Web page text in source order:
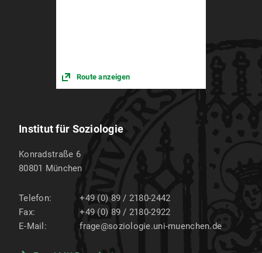
Route anzeigen
Institut für Soziologie
Konradstraße 6
80801 München
Telefon:
+49 (0) 89 / 2180-2442
Fax:
+49 (0) 89 / 2180-2922
E-Mail:
frage@soziologie.uni-muenchen.de